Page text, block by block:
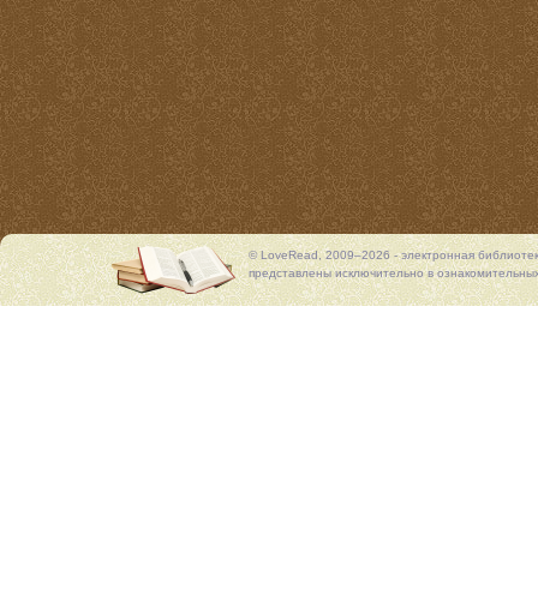
© LoveRead, 2009–2026 - электронная
представлены исключительно в